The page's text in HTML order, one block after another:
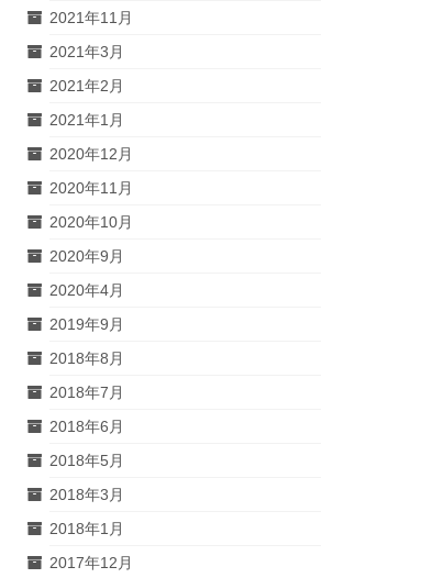
2021年11月
2021年3月
2021年2月
2021年1月
2020年12月
2020年11月
2020年10月
2020年9月
2020年4月
2019年9月
2018年8月
2018年7月
2018年6月
2018年5月
2018年3月
2018年1月
2017年12月